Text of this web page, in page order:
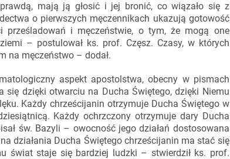
mają ją głosić i jej bronić, co wiązało się z
o pierwszych męczennikach ukazują gotowość
i męczeństwie, o tym, że mogą one
– postulował ks. prof. Częsz. Czasy, w których
na męczeństwo – dodał.
aspekt apostolstwa, obecny w pismach
się dzięki otwarciu na Ducha Świętego, dzięki Niemu
Każdy chrześcijanin otrzymuje Ducha Świętego w
Każdy ochrzczony otrzymuje dary Ducha
św. Bazyli – owocność jego działań dostosowana
działania Ducha Świętego chrześcijanin ma stać się
świat staje się bardziej ludzki – stwierdził ks. prof.